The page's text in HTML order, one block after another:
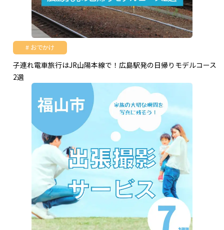
おでかけ
子連れ電車旅行はJR山陽本線で！広島駅発の日帰りモデルコース
2選